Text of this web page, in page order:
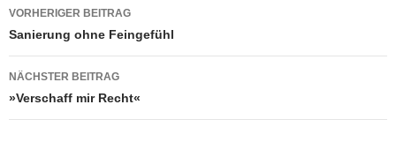
Beitragsnavigation
VORHERIGER BEITRAG
Sanierung ohne Feingefühl
NÄCHSTER BEITRAG
»Verschaff mir Recht«